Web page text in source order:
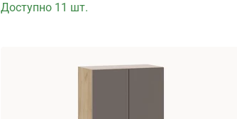
Доступно 11 шт.